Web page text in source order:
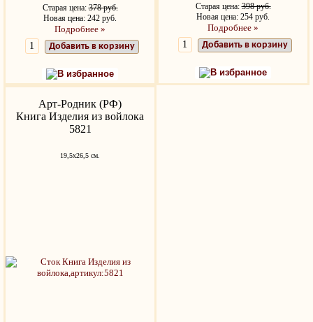
Старая цена:378 руб.
Новая цена: 242 руб.
Подробнее »
Добавить в корзину
В избранное
Старая цена:398 руб.
Новая цена: 254 руб.
Подробнее »
Добавить в корзину
В избранное
Арт-Родник (РФ)
Книга Изделия из войлока
5821
19,5x26,5 см.